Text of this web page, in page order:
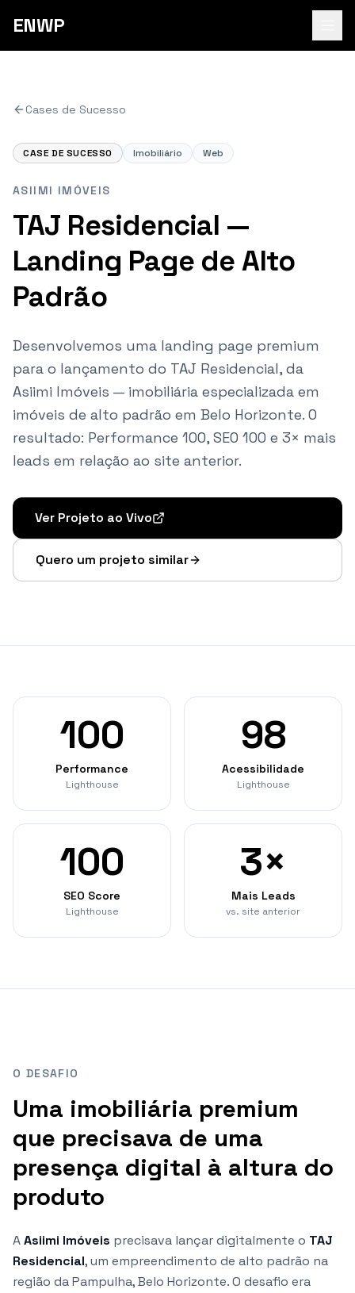
ENWP
Cases de Sucesso
CASE DE SUCESSO Imobiliário Web
ASIIMI IMÓVEIS
TAJ Residencial —
Landing Page de Alto
Padrão
Desenvolvemos uma landing page premium
para o lançamento do TAJ Residencial, da
Asiimi Imóveis — imobiliária especializada em
imóveis de alto padrão em Belo Horizonte. O
resultado: Performance 100, SEO 100 e 3× mais
leads em relação ao site anterior.
Ver Projeto ao Vivo
Quero um projeto similar
100
Performance
Lighthouse
98
Acessibilidade
Lighthouse
100
SEO Score
Lighthouse
3×
Mais Leads
vs. site anterior
O DESAFIO
Uma imobiliária premium
que precisava de uma
presença digital à altura do
produto
AAsiimi Imóveis precisava lançar digitalmente o TAJ
Residencial, um empreendimento de alto padrão na
região da Pampulha, Belo Horizonte. O desafio era